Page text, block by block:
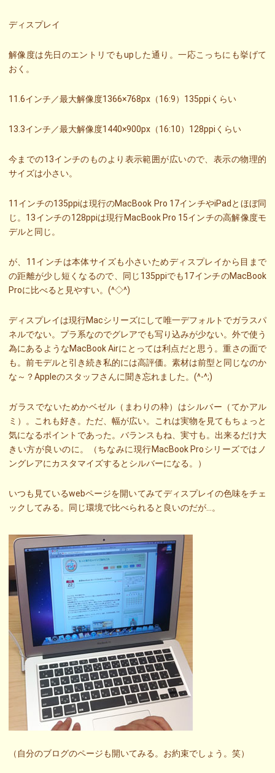
ディスプレイ
解像度は先日のエントリでもupした通り。一応こっちにも挙げて
おく。
11.6インチ／最大解像度1366×768px（16:9）135ppiくらい
13.3インチ／最大解像度1440×900px（16:10）128ppiくらい
今までの13インチのものより表示範囲が広いので、表示の物理的
サイズは小さい。
11インチの135ppiは現行のMacBook Pro 17インチやiPadとほぼ同
じ。13インチの128ppiは現行MacBook Pro 15インチの高解像度モ
デルと同じ。
が、11インチは本体サイズも小さいためディスプレイから目まで
の距離が少し短くなるので、同じ135ppiでも17インチのMacBook
Proに比べると見やすい。(^◇^)
ディスプレイは現行Macシリーズにして唯一デフォルトでガラスパ
ネルでない。プラ系なのでグレアでも写り込みが少ない。外で使う
為にあるようなMacBook Airにとっては利点だと思う。重さの面で
も。前モデルと引き続き私的には高評価。素材は前型と同じなのか
な～？Appleのスタッフさんに聞き忘れました。(^-^;)
ガラスでないためかベゼル（まわりの枠）はシルバー（てかアル
ミ）。これも好き。ただ、幅が広い。これは実物を見てもちょっと
気になるポイントであった。バランスもね、実寸も。出来るだけ大
きい方が良いのに。（ちなみに現行MacBook Proシリーズではノ
ングレアにカスタマイズするとシルバーになる。）
いつも見ているwebページを開いてみてディスプレイの色味をチェ
ックしてみる。同じ環境で比べられると良いのだが…。
（自分のブログのページも開いてみる。お約束でしょう。笑）